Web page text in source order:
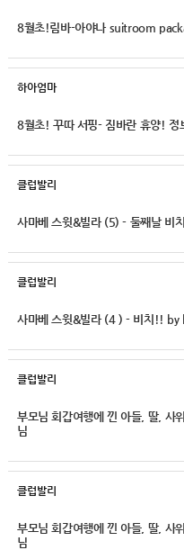
8월초!림바-아야나 suitroom
하아엄마
8월초! 꾸따 서핑- 짐바란 휴양! 정
클럽발리
사마베 스윗&빌라 (5) - 둘째날 비
클럽발리
사마베 스윗&빌라 (4 ) - 비치!!
클럽발리
부모님 회갑여행에 낀 아들, 딸,
님
클럽발리
부모님 회갑여행에 낀 아들, 딸,
님